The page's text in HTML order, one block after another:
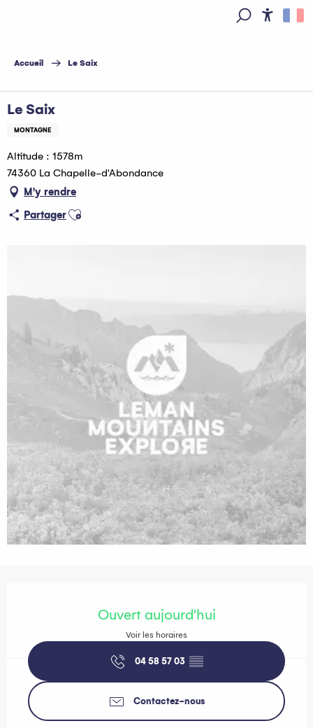
principal
Accueil Le Saix
Le Saix
MONTAGNE
Altitude : 1578m
74360 La Chapelle-d'Abondance
M'y rendre
PartagerAjouter aux favoris
Ouvert aujourd'hui
Voir les horaires
04 58 57 03 ▒▒
Contactez-nous